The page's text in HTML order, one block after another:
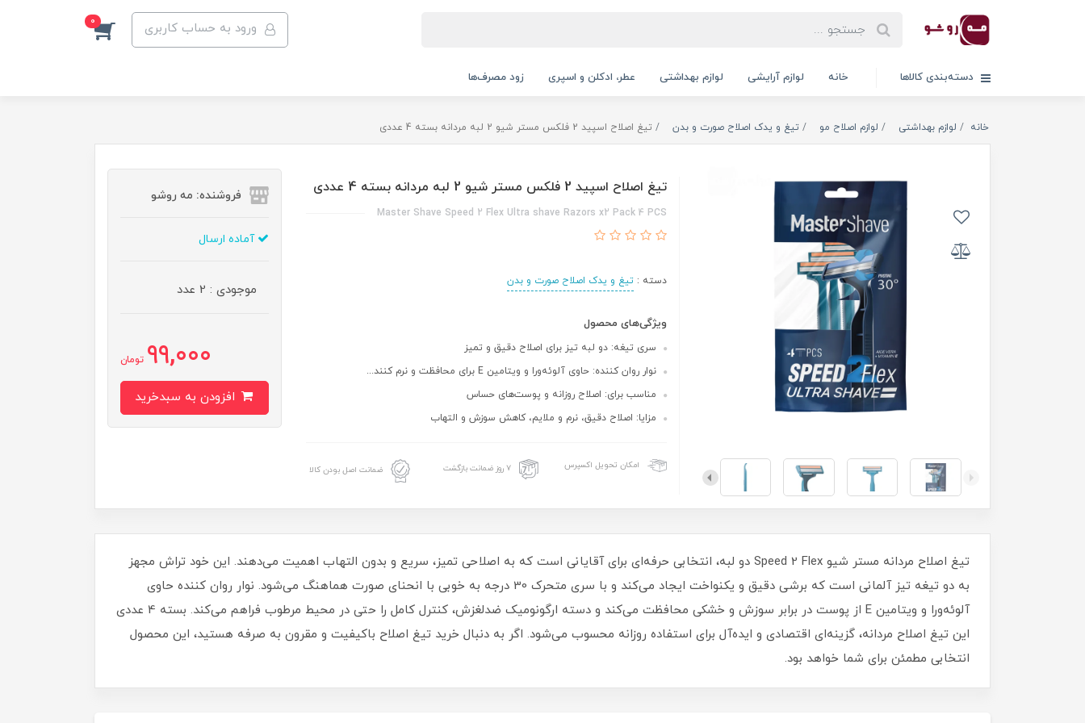
ورود به حساب کاربری 0
دسته‌بندی کالاها خانه لوازم آرایشی لوازم بهداشتی عطر، ادکلن و اسپری زود مصرف‌ها
خانه لوازم بهداشتی لوازم اصلاح مو تیغ و یدک اصلاح صورت و بدن تیغ اصلاح اسپید 2 فلکس مستر شیو 2 لبه مردانه بسته 4 عددی
تیغ اصلاح اسپید 2 فلکس مستر شیو 2 لبه مردانه بسته 4 عددی
Master Shave Speed 2 Flex Ultra shave Razors x2 Pack 4 PCS
دسته :تیغ و یدک اصلاح صورت و بدن
ویژگی‌های محصول
سری تیغه: دو لبه تیز برای اصلاح دقیق و تمیز
نوار روان‌ کننده: حاوی آلوئه‌ورا و ویتامین E برای محافظت و نرم‌ کنند...
مناسب برای: اصلاح روزانه و پوست‌های حساس
مزایا: اصلاح دقیق، نرم و ملایم، کاهش سوزش و التهاب
امکان تحویل اکسپرس ۷ روز ضمانت بازگشت ضمانت اصل بودن کالا
فروشنده: مه رو‌شو
آماده ارسال
موجودی : 2 عدد
99,000 تومان
تیغ اصلاح مردانه مستر شیو Speed 2 Flex دو لبه، انتخابی حرفه‌ای برای آقایانی است که به اصلاحی تمیز، سریع و بدون التهاب اهمیت می‌دهند. این خود تراش مجهز
به دو تیغه تیز آلمانی است که برشی دقیق و یکنواخت ایجاد می‌کند و با سری متحرک 30 درجه به‌ خوبی با انحنای صورت هماهنگ می‌شود. نوار روان‌ کننده حاوی
آلوئه‌ورا و ویتامین E از پوست در برابر سوزش و خشکی محافظت می‌کند و دسته ارگونومیک ضدلغزش، کنترل کامل را حتی در محیط مرطوب فراهم می‌کند. بسته 4 عددی
این تیغ اصلاح مردانه، گزینه‌ای اقتصادی و ایده‌آل برای استفاده روزانه محسوب می‌شود. اگر به دنبال خرید تیغ اصلاح باکیفیت و مقرون‌ به‌ صرفه هستید، این محصول
انتخابی مطمئن برای شما خواهد بود.